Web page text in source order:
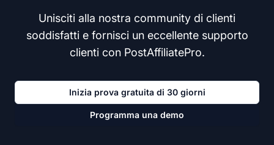
Unisciti alla nostra community di clienti
soddisfatti e fornisci un eccellente supporto
clienti con PostAffiliatePro.
Inizia prova gratuita di 30 giorni
Programma una demo